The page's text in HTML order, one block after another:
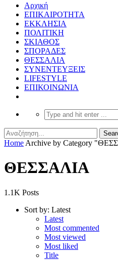
Αρχική
ΕΠΙΚΑΙΡΟΤΗΤΑ
ΕΚΚΛΗΣΙΑ
ΠΟΛΙΤΙΚΗ
ΣΚΙΑΘΟΣ
ΣΠΟΡΑΔΕΣ
ΘΕΣΣΑΛΙΑ
ΣΥΝΕΝΤΕΥΞΕΙΣ
LIFESTYLE
ΕΠΙΚΟΙΝΩΝΙΑ
Home Archive by Category
ΘΕΣΣΑΛΙΑ
1.1K Posts
Sort by: Latest
Latest
Most commented
Most viewed
Most liked
Title